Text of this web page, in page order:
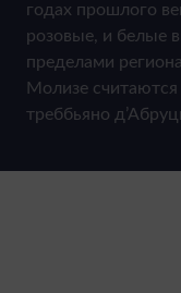
годах прошлого
розовые, и белые
пределами
Молизе считаются
треббьяно